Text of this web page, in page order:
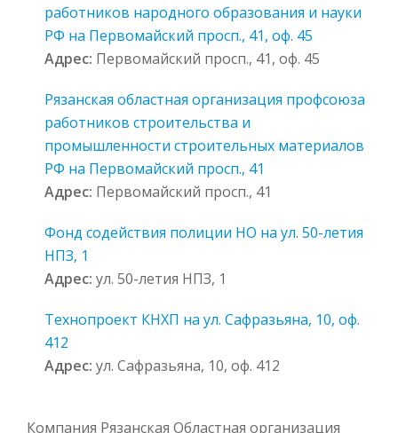
работников народного образования и науки
РФ на Первомайский просп., 41, оф. 45
Адрес: Первомайский просп., 41, оф. 45
Рязанская областная организация профсоюза
работников строительства и
промышленности строительных материалов
РФ на Первомайский просп., 41
Адрес: Первомайский просп., 41
Фонд содействия полиции НО на ул. 50-летия
НПЗ, 1
Адрес: ул. 50-летия НПЗ, 1
Технопроект КНХП на ул. Сафразьяна, 10, оф.
412
Адрес: ул. Сафразьяна, 10, оф. 412
Компания Рязанская Областная организация